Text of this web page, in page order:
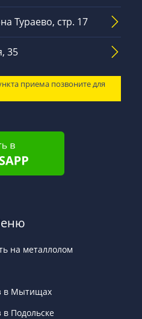
Тураево, стр. 17
35
приема позвоните для
на металлолом
в Мытищах
Подольске